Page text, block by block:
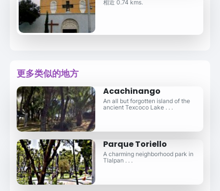
相近 0.74 kms.
更多类似的地方
Acachinango
An all but forgotten island of the
ancient Texcoco Lake . . .
Parque Toriello
A charming neighborhood park in
Tlalpan . . .